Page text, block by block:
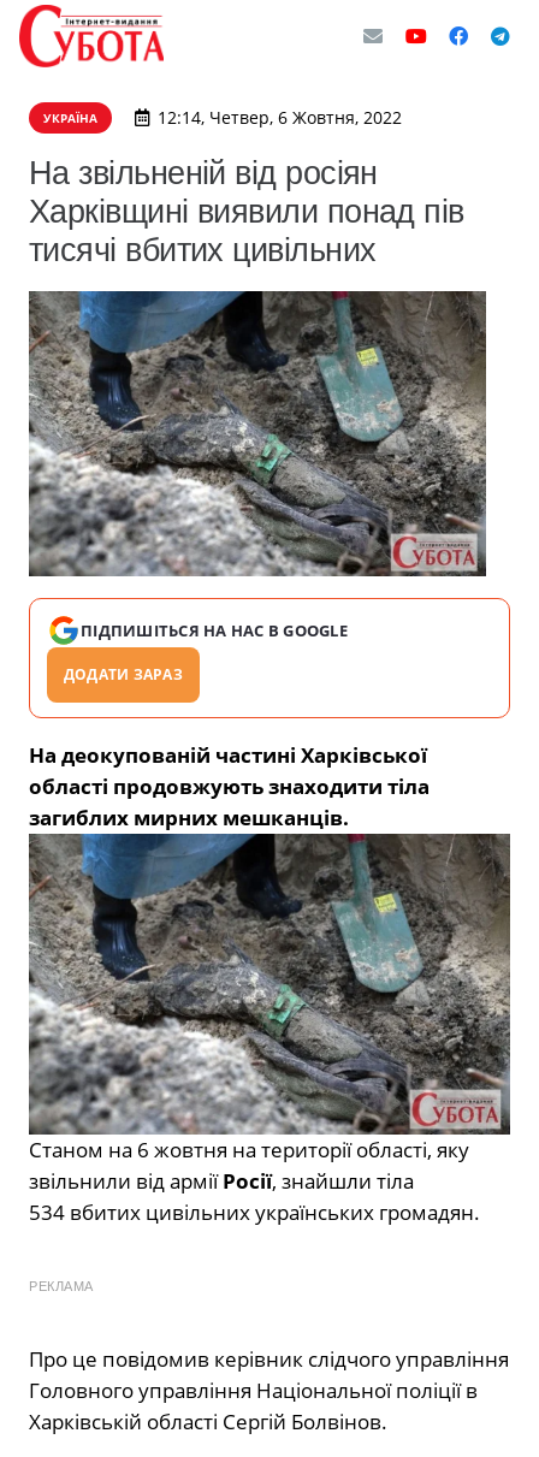
УКРАЇНА 12:14, Четвер, 6 Жовтня, 2022
На звільненій від росіян
Харківщині виявили понад пів
тисячі вбитих цивільних
ПІДПИШІТЬСЯ НА НАС В GOOGLE
ДОДАТИ ЗАРАЗ
На деокупованій частині Харківської
області продовжують знаходити тіла
загиблих мирних мешканців.
Станом на 6 жовтня на території області, яку
звільнили від арміїРосії, знайшли тіла
534 вбитих цивільних українських громадян.
РЕКЛАМА
Про це повідомив керівник слідчого управління
Головного управління Національної поліції в
Харківській області Сергій Болвінов.